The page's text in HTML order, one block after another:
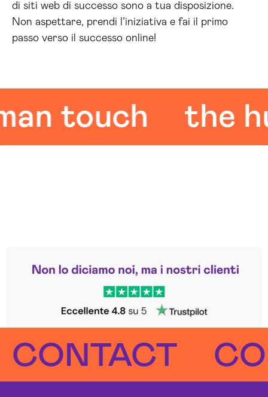
di siti web di successo sono a tua disposizione.
Non aspettare, prendi l’iniziativa e fai il primo
passo verso il successo online!
touch the
Trustpilot